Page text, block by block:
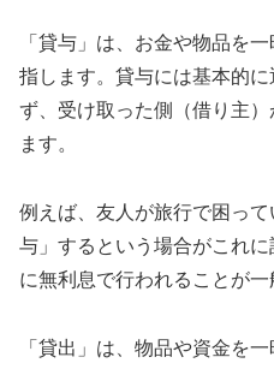
「貸与」は、お金や物品を
指します。貸与には基本的
ず、受け取った側（借り主
ます。
例えば、友人が旅行で困っ
与」するという場合がこれ
に無利息で行われることが一
「貸出」は、物品や資金を